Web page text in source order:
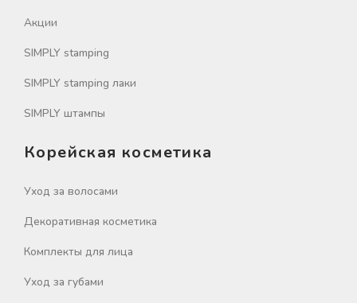
Акции
SIMPLY stamping
SIMPLY stamping лаки
SIMPLY штампы
Корейская косметика
Уход за волосами
Декоративная косметика
Комплекты для лица
Уход за губами